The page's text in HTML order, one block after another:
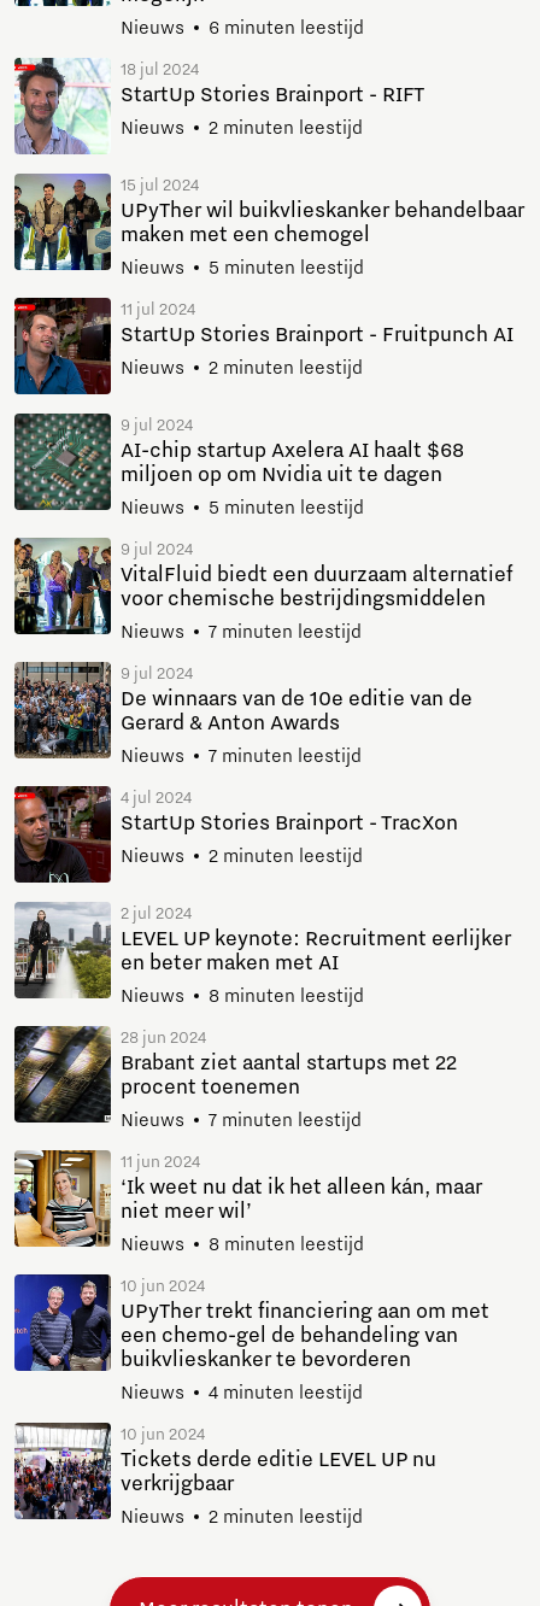
Nieuws 6 minuten leestijd
18 jul 2024
StartUp Stories Brainport - RIFT
Nieuws 2 minuten leestijd
15 jul 2024
UPyTher wil buikvlieskanker behandelbaar
maken met een chemogel
Nieuws 5 minuten leestijd
11 jul 2024
StartUp Stories Brainport - Fruitpunch AI
Nieuws 2 minuten leestijd
9 jul 2024
AI-chip startup Axelera AI haalt $68
miljoen op om Nvidia uit te dagen
Nieuws 5 minuten leestijd
9 jul 2024
VitalFluid biedt een duurzaam alternatief
voor chemische bestrijdingsmiddelen
Nieuws 7 minuten leestijd
9 jul 2024
De winnaars van de 10e editie van de
Gerard & Anton Awards
Nieuws 7 minuten leestijd
4 jul 2024
StartUp Stories Brainport - TracXon
Nieuws 2 minuten leestijd
2 jul 2024
LEVEL UP keynote: Recruitment eerlijker
en beter maken met AI
Nieuws 8 minuten leestijd
28 jun 2024
Brabant ziet aantal startups met 22
procent toenemen
Nieuws 7 minuten leestijd
11 jun 2024
‘Ik weet nu dat ik het alleen kán, maar
niet meer wil’
Nieuws 8 minuten leestijd
10 jun 2024
UPyTher trekt financiering aan om met
een chemo-gel de behandeling van
buikvlieskanker te bevorderen
Nieuws 4 minuten leestijd
10 jun 2024
Tickets derde editie LEVEL UP nu
verkrijgbaar
Nieuws 2 minuten leestijd